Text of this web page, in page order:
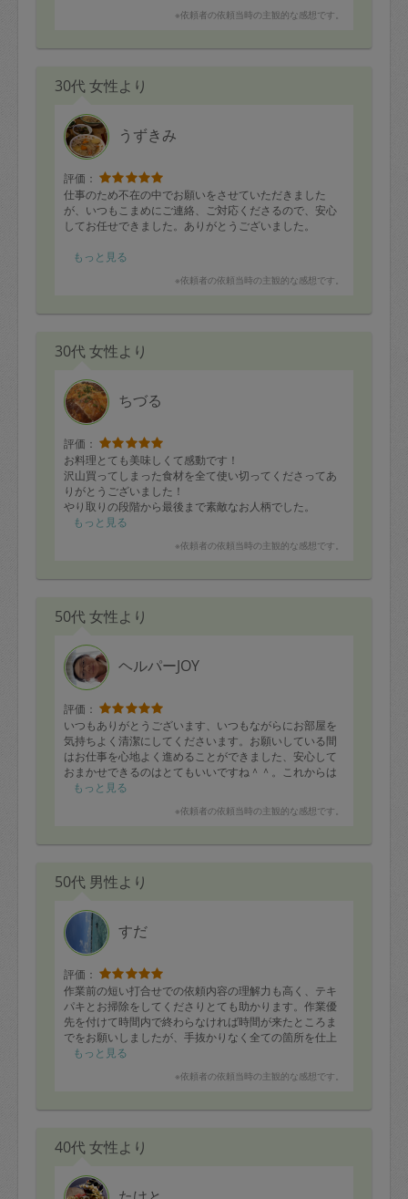
プを頂くことができました。なかなか素人では焼きすぎ
こともあるので、いい材料をプロに任せる、という選択
※依頼者の依頼当時の主観的な感想です。
30代 女性より
うずきみ
評価：
仕事のため不在の中でお願いをさせていただきました
が、いつもこまめにご連絡、ご対応くださるので、安心
してお任せできました。ありがとうございました。
帰宅後に作り置きいただいているのを食べましたが、冷
派手なお味ではないのですが、仕事から疲れて帰って、
いの癒やされるおいしさです（すっかり胃袋を掴まれて
子供用にも、くまさんの型抜き人参、ありがとうござい
ました🧸やはりくまさんばかり食べていました😂
年内は今日で最後なので、また来年もどうぞよろしくお
願い致します。
ありがとうございました！
もっと見る
※依頼者の依頼当時の主観的な感想です。
30代 女性より
ちづる
評価：
お料理とても美味しくて感動です！
沢山買ってしまった食材を全て使い切ってくださってあ
りがとうございました！
やり取りの段階から最後まで素敵なお人柄でした。
また是非よろしくお願いいたします！
もっと見る
※依頼者の依頼当時の主観的な感想です。
50代 女性より
ヘルパーJOY
評価：
いつもありがとうございます、いつもながらにお部屋を
気持ちよく清潔にしてくださいます。お願いしている間
はお仕事を心地よく進めることができました、安心して
おまかせできるのはとてもいいですね＾＾。これからは
間をおかず、ちょいちょいお願いした方が良いと思いま
お恥ずかしい有様で申し訳ありませんでした、また今後
もっと見る
※依頼者の依頼当時の主観的な感想です。
50代 男性より
すだ
評価：
作業前の短い打合せでの依頼内容の理解力も高く、テキ
パキとお掃除をしてくださりとても助かります。作業優
先を付けて時間内で終わらなければ時間が来たところま
でをお願いしましたが、手抜かりなく全ての箇所を仕上
げてくださいました。
もっと見る
※依頼者の依頼当時の主観的な感想です。
40代 女性より